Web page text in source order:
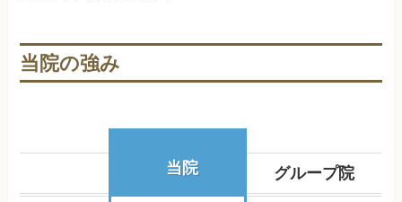
当院の強み
当院 グループ院